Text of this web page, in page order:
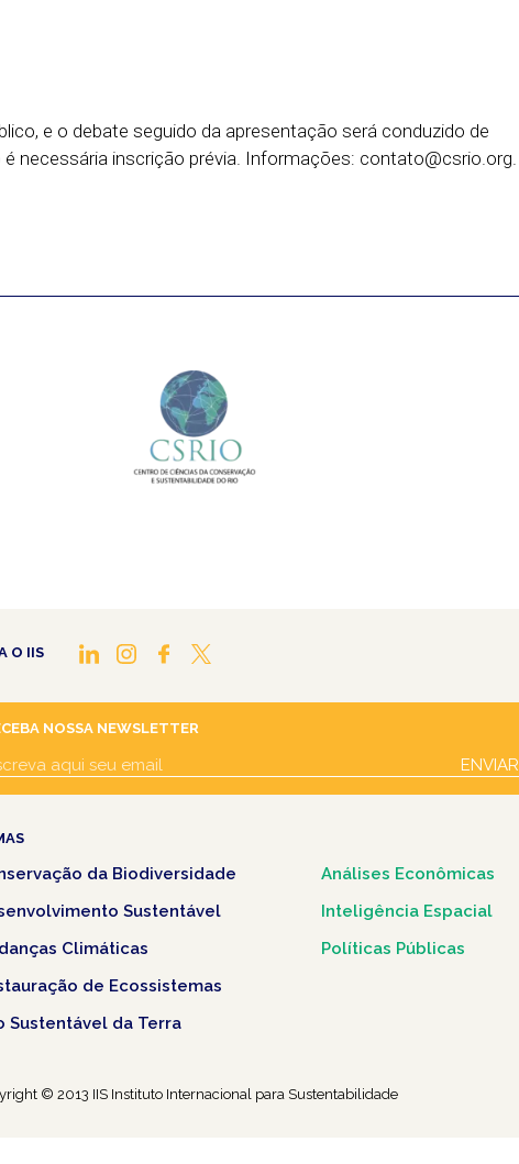
e o debate seguido da apresentação será conduzido de
necessária inscrição prévia. Informações: contato@csrio.org.
O IIS
NOSSA NEWSLETTER
ENVIAR
da Biodiversidade
Sustentável
Climáticas
de Ecossistemas
Sustentável da Terra
Análises Econômicas
Inteligência Espacial
Políticas Públicas
© 2013 IIS Instituto Internacional para Sustentabilidade